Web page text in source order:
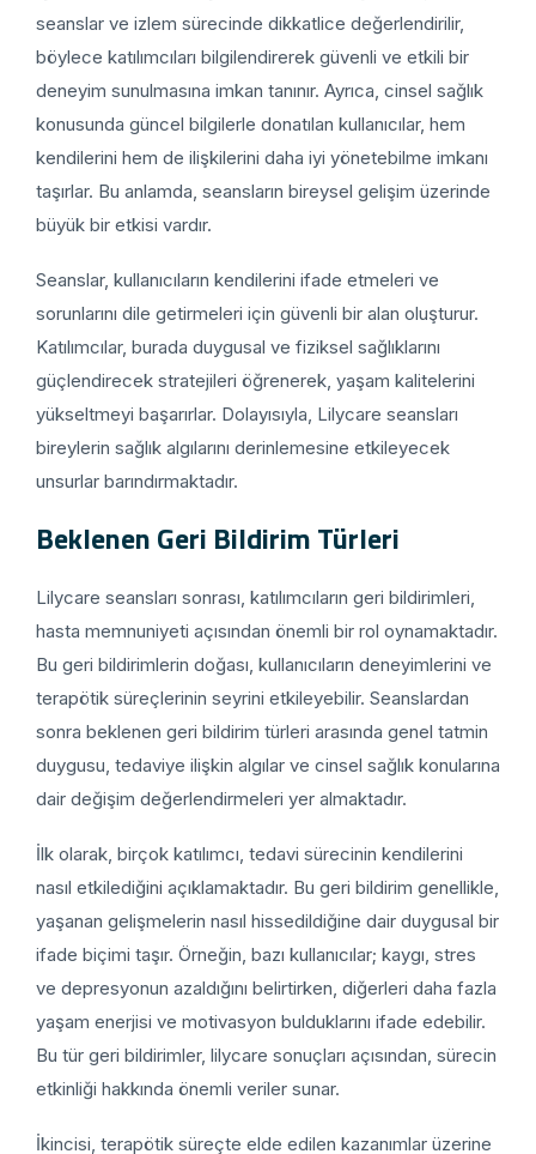
seanslar ve izlem sürecinde dikkatlice değerlendirilir,
böylece katılımcıları bilgilendirerek güvenli ve etkili bir
deneyim sunulmasına imkan tanınır. Ayrıca, cinsel sağlık
konusunda güncel bilgilerle donatılan kullanıcılar, hem
kendilerini hem de ilişkilerini daha iyi yönetebilme imkanı
taşırlar. Bu anlamda, seansların bireysel gelişim üzerinde
büyük bir etkisi vardır.
Seanslar, kullanıcıların kendilerini ifade etmeleri ve
sorunlarını dile getirmeleri için güvenli bir alan oluşturur.
Katılımcılar, burada duygusal ve fiziksel sağlıklarını
güçlendirecek stratejileri öğrenerek, yaşam kalitelerini
yükseltmeyi başarırlar. Dolayısıyla, Lilycare seansları
bireylerin sağlık algılarını derinlemesine etkileyecek
unsurlar barındırmaktadır.
Beklenen Geri Bildirim Türleri
Lilycare seansları sonrası, katılımcıların geri bildirimleri,
hasta memnuniyeti açısından önemli bir rol oynamaktadır.
Bu geri bildirimlerin doğası, kullanıcıların deneyimlerini ve
terapötik süreçlerinin seyrini etkileyebilir. Seanslardan
sonra beklenen geri bildirim türleri arasında genel tatmin
duygusu, tedaviye ilişkin algılar ve cinsel sağlık konularına
dair değişim değerlendirmeleri yer almaktadır.
İlk olarak, birçok katılımcı, tedavi sürecinin kendilerini
nasıl etkilediğini açıklamaktadır. Bu geri bildirim genellikle,
yaşanan gelişmelerin nasıl hissedildiğine dair duygusal bir
ifade biçimi taşır. Örneğin, bazı kullanıcılar; kaygı, stres
ve depresyonun azaldığını belirtirken, diğerleri daha fazla
yaşam enerjisi ve motivasyon bulduklarını ifade edebilir.
Bu tür geri bildirimler, lilycare sonuçları açısından, sürecin
etkinliği hakkında önemli veriler sunar.
İkincisi, terapötik süreçte elde edilen kazanımlar üzerine